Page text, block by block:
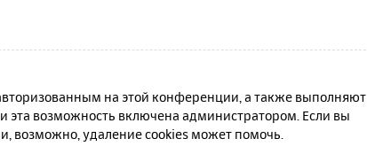
на этой конференции, а также выполняют
возможность включена администратором. Если вы
возможно, удаление cookies может помочь.